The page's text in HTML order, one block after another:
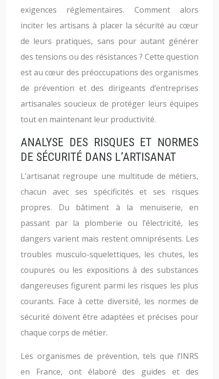
exigences réglementaires. Comment alors
inciter les artisans à placer la sécurité au cœur
de leurs pratiques, sans pour autant générer
des tensions ou des résistances ? Cette question
est au cœur des préoccupations des organismes
de prévention et des dirigeants d’entreprises
artisanales soucieux de protéger leurs équipes
tout en maintenant leur productivité.
ANALYSE DES RISQUES ET NORMES
DE SÉCURITÉ DANS L’ARTISANAT
L’artisanat regroupe une multitude de métiers,
chacun avec ses spécificités et ses risques
propres. Du bâtiment à la menuiserie, en
passant par la plomberie ou l’électricité, les
dangers varient mais restent omniprésents. Les
troubles musculo-squelettiques, les chutes, les
coupures ou les expositions à des substances
dangereuses figurent parmi les risques les plus
courants. Face à cette diversité, les normes de
sécurité doivent être adaptées et précises pour
chaque corps de métier.
Les organismes de prévention, tels que l’INRS
en France, ont élaboré des guides et des